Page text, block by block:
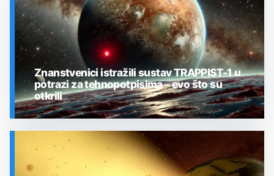
SVEMIR
Znanstvenici istražili sustav TRAPPIST-1 u
potrazi za tehnopotpisima – evo što su
otkrili